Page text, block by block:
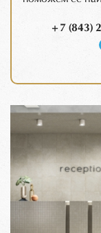
+7 (843)